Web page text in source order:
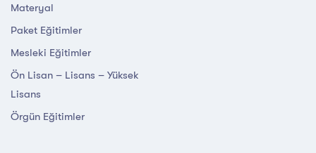
Materyal
Paket Eğitimler
Mesleki Eğitimler
Ön Lisan – Lisans – Yüksek
Lisans
Örgün Eğitimler